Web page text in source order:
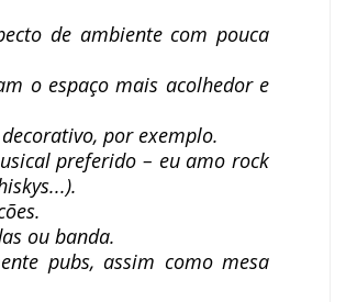
de ambiente com pouca
o espaço mais acolhedor e
por exemplo.
preferido – eu amo rock
ou banda.
pubs, assim como mesa